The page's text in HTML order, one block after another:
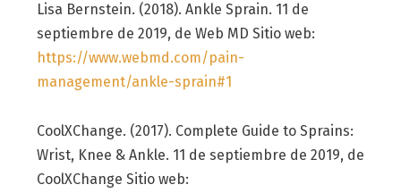
Lisa Bernstein. (2018). Ankle Sprain. 11 de
septiembre de 2019, de Web MD Sitio web:
https://www.webmd.com/pain-
management/ankle-sprain#1
CoolXChange. (2017). Complete Guide to Sprains:
Wrist, Knee & Ankle. 11 de septiembre de 2019, de
CoolXChange Sitio web: